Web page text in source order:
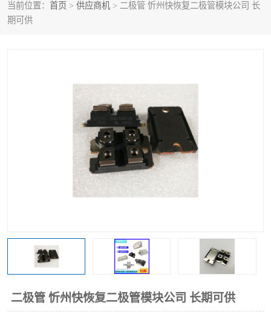
当前位置： 首页 > 供应商机 > 二极管 忻州快恢复二极管模块公司 长
期可供
二极管 忻州快恢复二极管模块公司 长期可供
SEMIKRON西门康IGBT SEMIKRON西门康可控硅